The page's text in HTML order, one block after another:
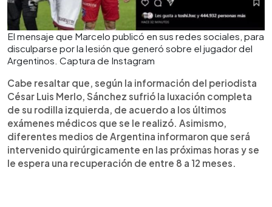
El mensaje que Marcelo publicó en sus redes sociales, para
disculparse por la lesión que generó sobre el jugador del
Argentinos. Captura de Instagram
Cabe resaltar que, según la información del periodista
César Luis Merlo, Sánchez sufrió la luxación completa
de su rodilla izquierda, de acuerdo a los últimos
exámenes médicos que se le realizó. Asimismo,
diferentes medios de Argentina informaron que será
intervenido quirúrgicamente en las próximas horas y se
le espera una recuperación de entre 8 a 12 meses.